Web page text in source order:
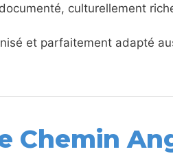
culturellement
et parfaitement adapté
Chemin